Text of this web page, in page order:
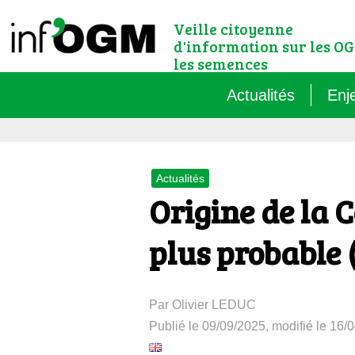
Veille citoyenne
d'information sur les
les semences
Actualités
Actualités
Origine de la
plus probable
Par Olivier LEDUC
Publié le 09/09/2025, modifié le 16/